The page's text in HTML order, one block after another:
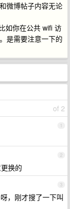
微博帖子内容无论
如你在公共 wifi 访
是需要注意一下的
of 2
1
2
换的
3
，刚才搜了一下叫